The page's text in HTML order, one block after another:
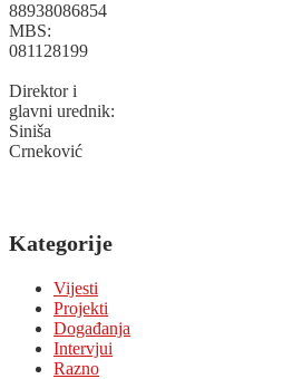
88938086854
MBS:
081128199
Direktor i
glavni urednik:
Siniša
Crneković
Kategorije
Vijesti
Projekti
Događanja
Intervjui
Razno